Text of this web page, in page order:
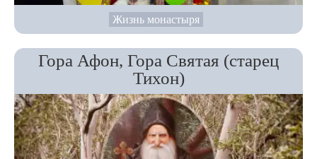
Жизнь монастыря
Гора Афон, Гора Святая (старец
Тихон)